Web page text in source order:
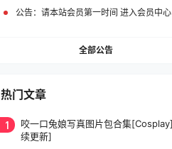
公告： 请本站会员第一时间 进入会员中心-我的设置中为您的账号绑定邮
全部公告
热门文章
1
咬一口兔娘写真图片包合集
续更新]